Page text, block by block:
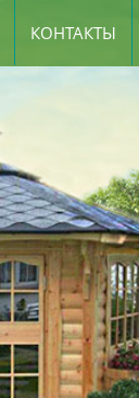
КОНТАКТЫ